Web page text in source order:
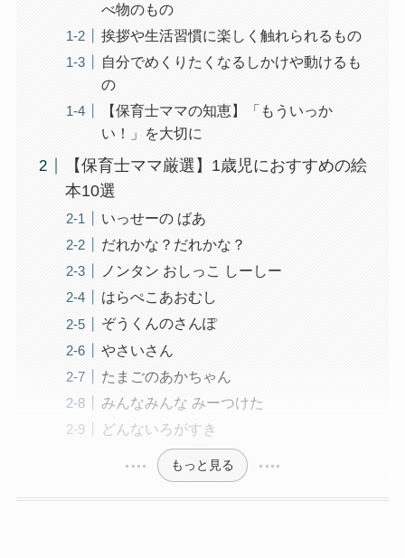
べ物のもの
挨拶や生活習慣に楽しく触れられるもの
自分でめくりたくなるしかけや動けるも
の
【保育士ママの知恵】「もういっか
い！」を大切に
【保育士ママ厳選】1歳児におすすめの絵
本10選
いっせーの ばあ
だれかな？だれかな？
ノンタン おしっこ しーしー
はらぺこあおむし
ぞうくんのさんぽ
やさいさん
たまごのあかちゃん
みんなみんな みーつけた
どんないろがすき
もっと見る